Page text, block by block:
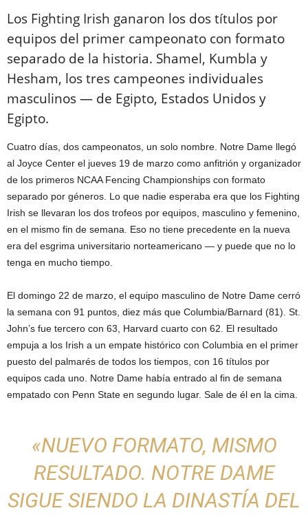
Los Fighting Irish ganaron los dos títulos por
equipos del primer campeonato con formato
separado de la historia. Shamel, Kumbla y
Hesham, los tres campeones individuales
masculinos — de Egipto, Estados Unidos y
Egipto.
Cuatro días, dos campeonatos, un solo nombre. Notre Dame llegó
al Joyce Center el jueves 19 de marzo como anfitrión y organizador
de los primeros NCAA Fencing Championships con formato
separado por géneros. Lo que nadie esperaba era que los Fighting
Irish se llevaran los dos trofeos por equipos, masculino y femenino,
en el mismo fin de semana. Eso no tiene precedente en la nueva
era del esgrima universitario norteamericano — y puede que no lo
tenga en mucho tiempo.
El domingo 22 de marzo, el equipo masculino de Notre Dame cerró
la semana con 91 puntos, diez más que Columbia/Barnard (81). St.
John’s fue tercero con 63, Harvard cuarto con 62. El resultado
empuja a los Irish a un empate histórico con Columbia en el primer
puesto del palmarés de todos los tiempos, con 16 títulos por
equipos cada uno. Notre Dame había entrado al fin de semana
empatado con Penn State en segundo lugar. Sale de él en la cima.
«NUEVO FORMATO, MISMO
RESULTADO. NOTRE DAME
SIGUE SIENDO LA DINASTÍA DEL